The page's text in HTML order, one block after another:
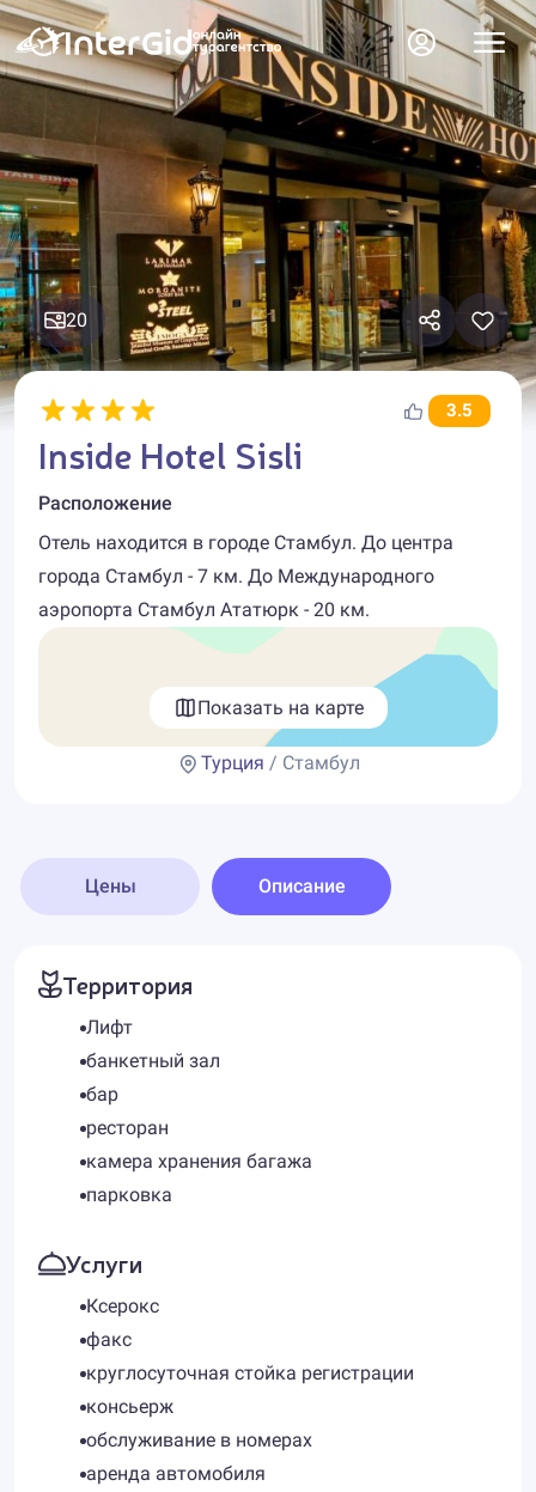
20
3.5
Inside Hotel Sisli
Расположение
Отель находится в городе Стамбул. До центра
города Стамбул - 7 км. До Международного
аэропорта Стамбул Ататюрк - 20 км.
Показать на карте
Турция / Стамбул
Цены Описание
Территория
Лифт
банкетный зал
бар
ресторан
камера хранения багажа
парковка
Услуги
Ксерокс
факс
круглосуточная стойка регистрации
консьерж
обслуживание в номерах
аренда автомобиля